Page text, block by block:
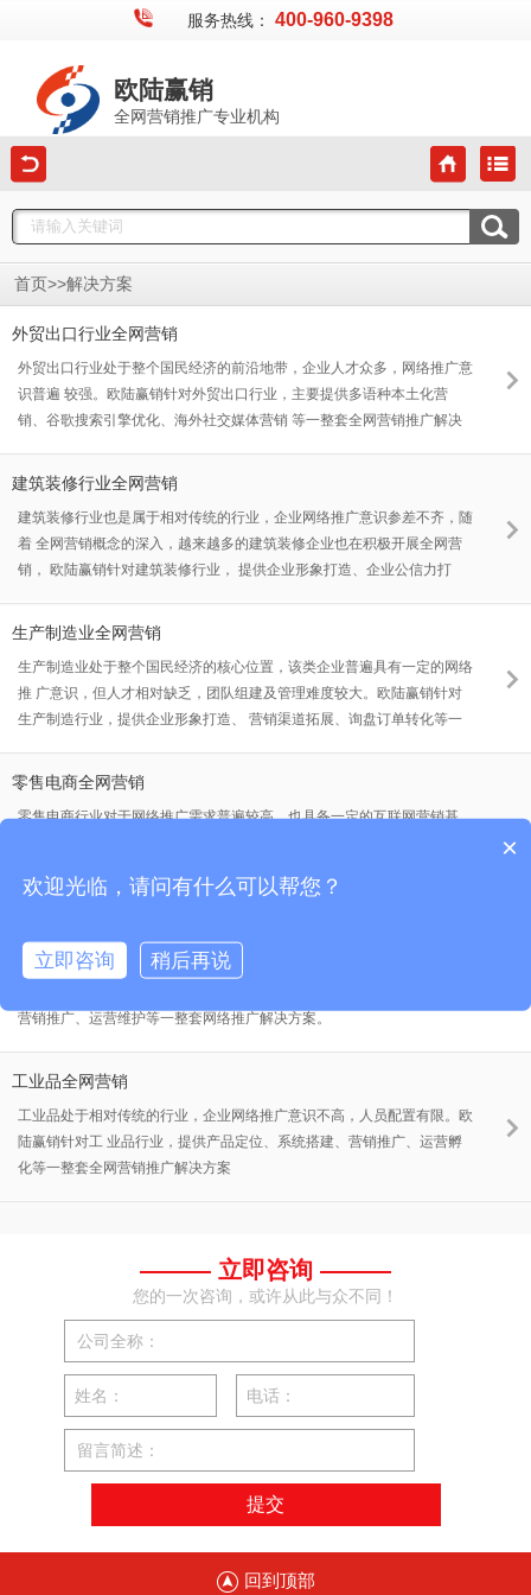
服务热线： 400-960-9398
欧陆赢销
全网营销推广专业机构
首页 >>解决方案
外贸出口行业全网营销
外贸出口行业处于整个国民经济的前沿地带，企业人才众多，网络推广意
识普遍 较强。欧陆赢销针对外贸出口行业，主要提供多语种本土化营
销、谷歌搜索引擎优化、海外社交媒体营销 等一整套全网营销推广解决
建筑装修行业全网营销
建筑装修行业也是属于相对传统的行业，企业网络推广意识参差不齐，随
着 全网营销概念的深入，越来越多的建筑装修企业也在积极开展全网营
销， 欧陆赢销针对建筑装修行业， 提供企业形象打造、企业公信力打
生产制造业全网营销
生产制造业处于整个国民经济的核心位置，该类企业普遍具有一定的网络
推 广意识，但人才相对缺乏，团队组建及管理难度较大。欧陆赢销针对
生产制造行业，提供企业形象打造、 营销渠道拓展、询盘订单转化等一
零售电商全网营销
零售电商行业对于网络推广需求普遍较高，也具备一定的互联网营销基
农业、农产品行业属于劳动力密集型行业，普遍缺乏网络推广意识，网络
营销推广、运营维护等一整套网络推广解决方案。
工业品全网营销
工业品处于相对传统的行业，企业网络推广意识不高，人员配置有限。欧
陆赢销针对工 业品行业，提供产品定位、系统搭建、营销推广、运营孵
化等一整套全网营销推广解决方案
——— 立即咨询 ———
您的一次咨询，或许从此与众不同！
公司全称：
姓名： 电话：
留言简述：
回到顶部
×
欢迎光临，请问有什么可以帮您？
立即咨询 稍后再说